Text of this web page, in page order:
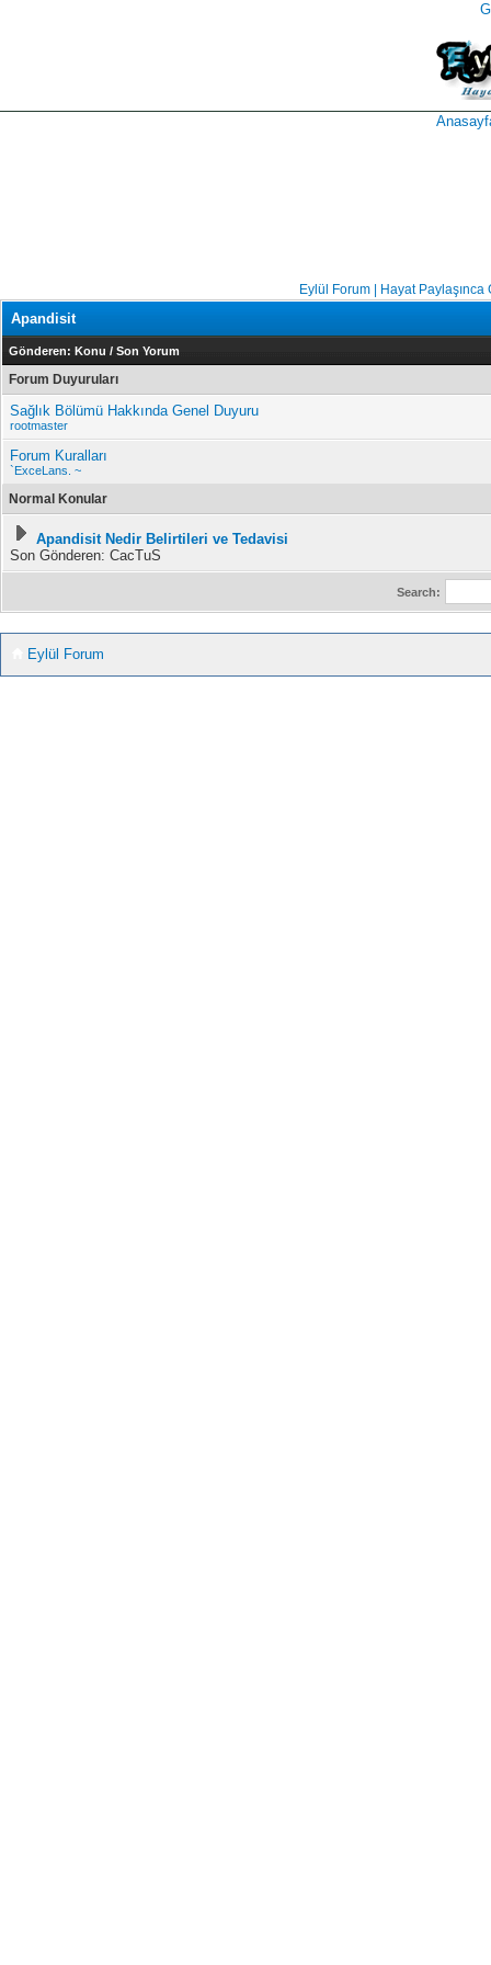
Eylül Forum | Hayat Paylaşınca
Apandisit
Gönderen: Konu / Son Yorum
Forum Duyuruları
Sağlık Bölümü Hakkında Genel Duyuru
rootmaster
Forum Kuralları
`ExceLans. ~
Normal Konular
Apandisit Nedir Belirtileri ve Tedavisi
Son Gönderen: CacTuS
Search:
Eylül Forum